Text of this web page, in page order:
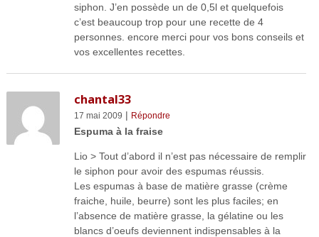
siphon. J’en possède un de 0,5l et quelquefois
c’est beaucoup trop pour une recette de 4
personnes. encore merci pour vos bons conseils et
vos excellentes recettes.
chantal33
17 mai 2009 | Répondre
Espuma à la fraise
Lio > Tout d’abord il n’est pas nécessaire de remplir
le siphon pour avoir des espumas réussis.
Les espumas à base de matière grasse (crème
fraiche, huile, beurre) sont les plus faciles; en
l’absence de matière grasse, la gélatine ou les
blancs d’oeufs deviennent indispensables à la